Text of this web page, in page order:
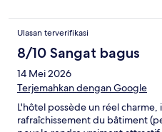
Ulasan terverifikasi
8/10 Sangat bagus
14 Mei 2026
Terjemahkan dengan Google
L'hôtel possède un réel
rafraîchissement du bâtiment